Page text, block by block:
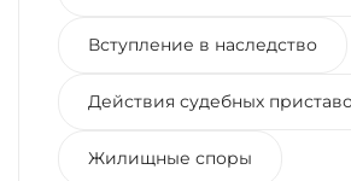
Вступление в наследство
Действия судебных
Жилищные споры